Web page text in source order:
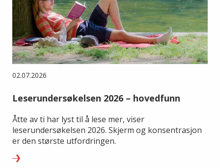
02.07.2026
Leserundersøkelsen 2026 – hovedfunn
Åtte av ti har lyst til å lese mer, viser
leserundersøkelsen 2026. Skjerm og konsentrasjon
er den største utfordringen.